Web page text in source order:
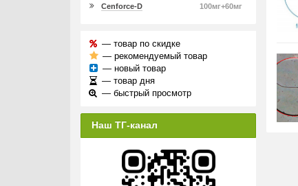
100мг+60мг
Cenforce-D
— товар по скидке
— рекомендуемый товар
— новый товар
— товар дня
— быстрый просмотр
Наш ТГ-канал